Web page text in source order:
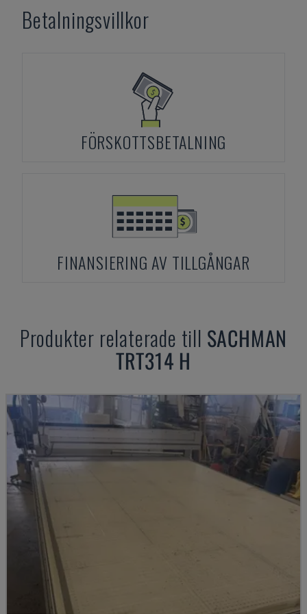
Betalningsvillkor
FÖRSKOTTSBETALNING
FINANSIERING AV TILLGÅNGAR
Produkter relaterade till SACHMAN
TRT314 H